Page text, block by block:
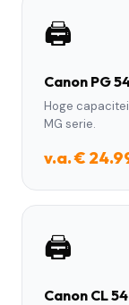
🖨️
Canon PG
Hoge
MG serie.
v.a. €
🖨️
Canon CL